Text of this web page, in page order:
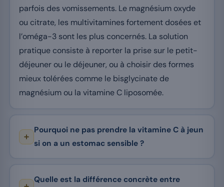
parfois des vomissements. Le magnésium oxyde
ou citrate, les multivitamines fortement dosées et
l’oméga-3 sont les plus concernés. La solution
pratique consiste à reporter la prise sur le petit-
déjeuner ou le déjeuner, ou à choisir des formes
mieux tolérées comme le bisglycinate de
magnésium ou la vitamine C liposomée.
Pourquoi ne pas prendre la vitamine C à jeun
si on a un estomac sensible ?
Quelle est la différence concrète entre